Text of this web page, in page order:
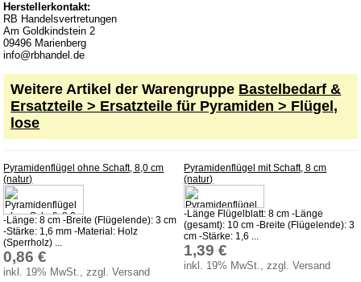
Sockelbrettchen & Baumscheiben
Spanschachtel
Sperrholz
Spielwerke
Unterbänke für Schwibbogen
Erzgebirgisches Kunsthandwerk
Dekoration Ostern & Frühling
Kletterfiguren
Herstellerkontakt:
RB Handelsvertretungen
Am Goldkindstein 2
09496 Marienberg
info@rbhandel.de
Weitere Artikel der Warengruppe Bastelbedarf &
Ersatzteile > Ersatzteile für Pyramiden > Flügel,
lose
Pyramidenflügel ohne Schaft, 8,0 cm
(natur)
-Länge: 8 cm -Breite (Flügelende): 3 cm
-Stärke: 1,6 mm -Material: Holz
(Sperrholz) ...
0,86 €
inkl. 19% MwSt., zzgl. Versand
Pyramidenflügel mit Schaft, 8 cm
(natur)
-Länge Flügelblatt: 8 cm -Länge
(gesamt): 10 cm -Breite (Flügelende): 3
cm -Stärke: 1,6 ...
1,39 €
inkl. 19% MwSt., zzgl. Versand